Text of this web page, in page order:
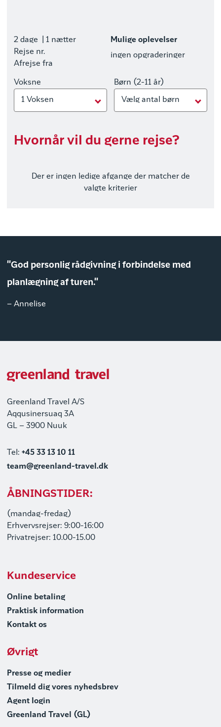
2 dage
| 1 nætter
Rejse nr.
Afrejse fra
Mulige oplevelser
ingen opgraderinger
Voksne
1 Voksen
Børn (2-11 år)
Vælg antal børn
Hvornår vil du gerne rejse?
Der er ingen ledige afgange der matcher de
valgte kriterier
"God personlig rådgivning i forbindelse med
planlægning af turen."
– Annelise
Greenland Travel A/S
Aqqusinersuaq 3A
GL – 3900 Nuuk
Tel: +45 33 13 10 11
team@greenland-travel.dk
ÅBNINGSTIDER:
(mandag-fredag)
Erhvervsrejser: 9:00-16:00
Privatrejser: 10.00-15.00
Kundeservice
Online betaling
Praktisk information
Kontakt os
Øvrigt
Presse og medier
Tilmeld dig vores nyhedsbrev
Agent login
Greenland Travel (GL)